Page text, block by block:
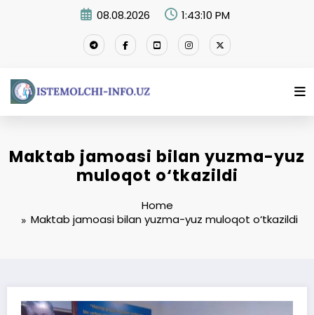
08.08.2026 1:43:11 PM
Maktab jamoasi bilan yuzma-yuz
muloqot o‘tkazildi
Home
Maktab jamoasi bilan yuzma-yuz muloqot o‘tkazildi